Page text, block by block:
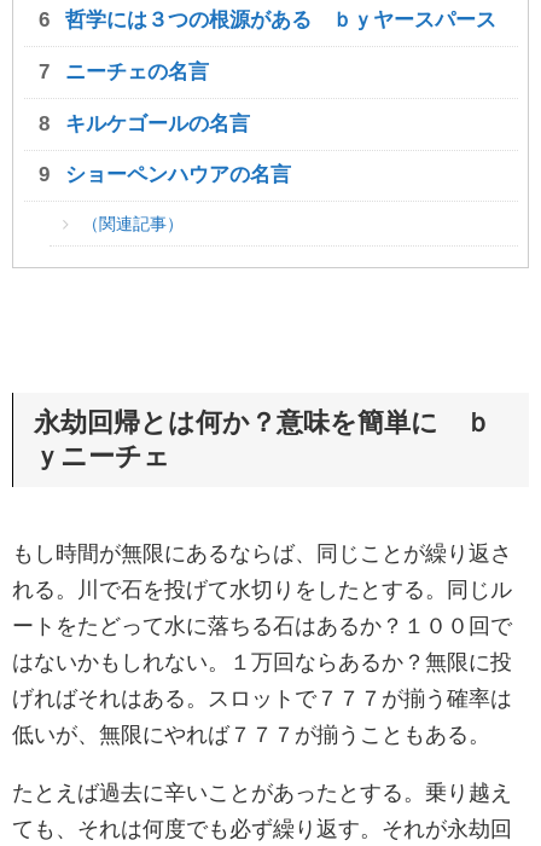
哲学には３つの根源がある ｂｙヤースパース
ニーチェの名言
キルケゴールの名言
ショーペンハウアの名言
（関連記事）
永劫回帰とは何か？意味を簡単に ｂ
ｙニーチェ
もし時間が無限にあるならば、同じことが繰り返さ
れる。川で石を投げて水切りをしたとする。同じル
ートをたどって水に落ちる石はあるか？１００回で
はないかもしれない。１万回ならあるか？無限に投
げればそれはある。スロットで７７７が揃う確率は
低いが、無限にやれば７７７が揃うこともある。
たとえば過去に辛いことがあったとする。乗り越え
ても、それは何度でも必ず繰り返す。それが永劫回